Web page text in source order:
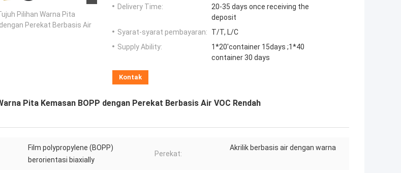
Pilihan Warna Pita
Perekat Berbasis Air
Delivery Time:
20-35 days once receiving the
deposit
Syarat-syarat pembayaran:
T/T, L/C
Supply Ability:
1*20'container 15days ;1*40
container 30 days
Kontak
Pita Kemasan BOPP dengan Perekat Berbasis Air VOC Rendah
Film polypropylene (BOPP)
berorientasi biaxially
Perekat:
Akrilik berbasis air dengan warna